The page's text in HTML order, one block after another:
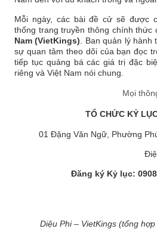
Mỗi ngày, các bài đề cử sẽ được
thống trang truyền thông chính thức
Nam (VietKings) . Ban quản lý
sự quan tâm theo dõi của bạn đọc
tiếp tục quảng bá các giá trị đặc
riêng và Việt Nam nói chung.
Mọi
TỔ CHỨC KỶ
01 Đặng Văn Ngữ, Phường
Đăng ký Kỷ lục:
Diệu Phi – VietKings (tổng